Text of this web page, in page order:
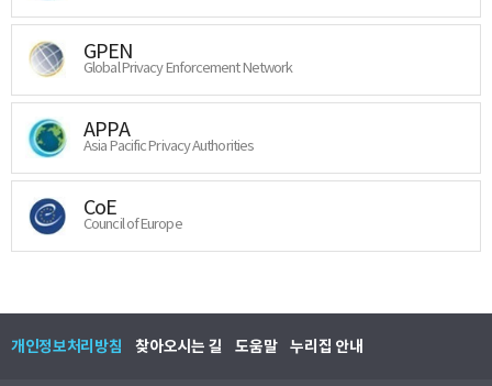
GPEN
Global Privacy Enforcement Network
APPA
Asia Pacific Privacy Authorities
CoE
Council of Europe
개인정보처리방침 찾아오시는 길 도움말 누리집 안내